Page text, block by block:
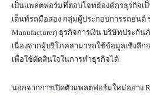
เป็นแพลตฟอร์มที่ตอบโจทย์องค์กรธุรกิจเป็
เต็นท์รถมือสอง กลุ่มผู้ประกอบการรถยนต์
Manufacturer) ธุรกิจการเงิน บริษัทประ
เนื่องจากผู้บริโภคสามารถใช้ข้อมูลเชิงลึก
เพื่อใช้ตัดสินใจในการทำธุรกิจได้
นอกจากการเปิดตัวแพลตฟอร์มใหม่อย่าง